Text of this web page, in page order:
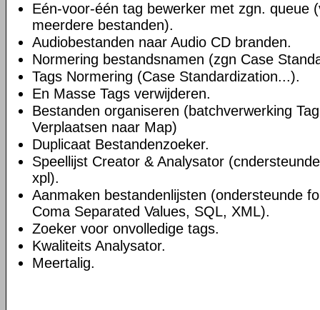
Eén-voor-één tag bewerker met zgn. queue
meerdere bestanden).
Audiobestanden naar Audio CD branden.
Normering bestandsnamen (zgn Case
Tags Normering (Case Standardization...).
En Masse Tags verwijderen.
Bestanden organiseren (batchverwerking
Verplaatsen naar Map)
Duplicaat Bestandenzoeker.
Speellijst Creator & Analysator
xpl).
Aanmaken bestandenlijsten (ondersteunde
Coma Separated Values, SQL, XML).
Zoeker voor onvolledige tags.
Kwaliteits Analysator.
Meertalig.